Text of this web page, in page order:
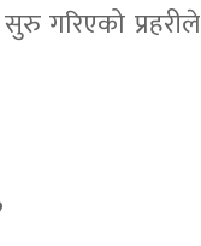
गरिएको प्रहरीले